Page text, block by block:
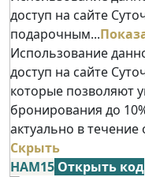
доступ на сайте
подарочным...
Использование
доступ на сайте
которые позволяют
бронирования до
актуально в
Скрыть
НАМ15 Открыть код